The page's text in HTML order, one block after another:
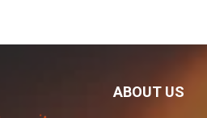
ABOUT US